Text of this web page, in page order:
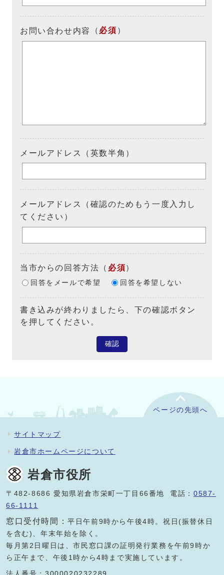
お問い合わせ内容 （ 必須 ）
メールアドレス（英数半角）
メールアドレス（確認のためもう一度入力し
てください）
当市からの回答方法 （ 必須）
回答をメールで希望 回答を希望しない
書き込みが終わりましたら、下の確認ボタン
を押してください。
確認
ページの先頭へ
サイトマップ
岩倉市ホームページについて
岩倉市役所
〒482-8686 愛知県岩倉市栄町一丁目66番地 電話：0587-
66-1111
窓口受付時間：平日午前9時から午後4時。祝日(振替休日
を含む)、年末年始を除く。
毎月第2日曜日は、市民窓口課の証明発行業務を午前9時か
ら正午まで、午後1時から4時まで実施しています。